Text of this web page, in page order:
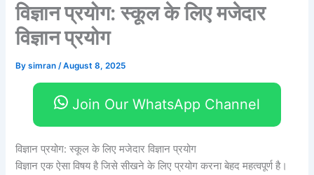
विज्ञान प्रयोग: स्कूल के लिए मजेदार
विज्ञान प्रयोग
Bysimran/August 8, 2025
Join Our WhatsApp Channel
विज्ञान प्रयोग: स्कूल के लिए मजेदार विज्ञान प्रयोग
विज्ञान एक ऐसा विषय है जिसे सीखने के लिए प्रयोग करना बेहद महत्वपूर्ण है।